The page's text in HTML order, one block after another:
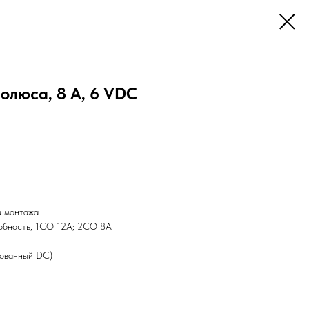
8 А, 6 VDC
монтажа
1СО 12А; 2СО 8А
DC)